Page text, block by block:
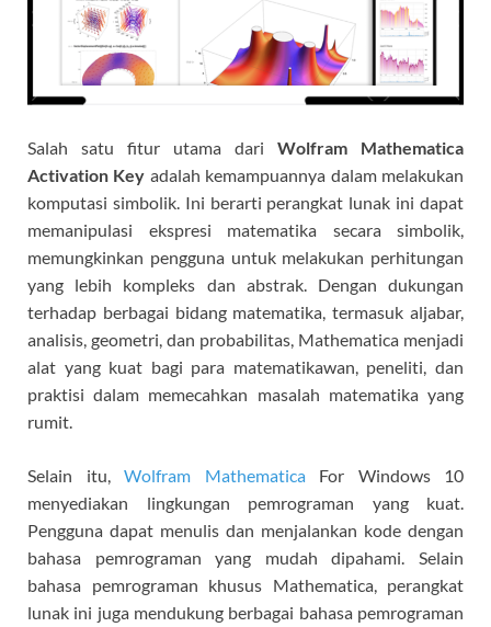
Salah satu fitur utama dari Wolfram Mathematica
Activation Key adalah kemampuannya dalam melakukan
komputasi simbolik. Ini berarti perangkat lunak ini dapat
memanipulasi ekspresi matematika secara simbolik,
memungkinkan pengguna untuk melakukan perhitungan
yang lebih kompleks dan abstrak. Dengan dukungan
terhadap berbagai bidang matematika, termasuk aljabar,
analisis, geometri, dan probabilitas, Mathematica menjadi
alat yang kuat bagi para matematikawan, peneliti, dan
praktisi dalam memecahkan masalah matematika yang
rumit.
Selain itu, Wolfram MathematicaFor Windows 10
menyediakan lingkungan pemrograman yang kuat.
Pengguna dapat menulis dan menjalankan kode dengan
bahasa pemrograman yang mudah dipahami. Selain
bahasa pemrograman khusus Mathematica, perangkat
lunak ini juga mendukung berbagai bahasa pemrograman